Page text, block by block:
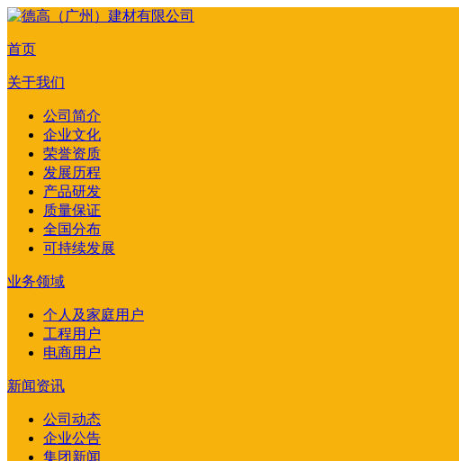
首页
关于我们
公司简介
企业文化
荣誉资质
发展历程
产品研发
质量保证
全国分布
可持续发展
业务领域
个人及家庭用户
工程用户
电商用户
新闻资讯
公司动态
企业公告
集团新闻